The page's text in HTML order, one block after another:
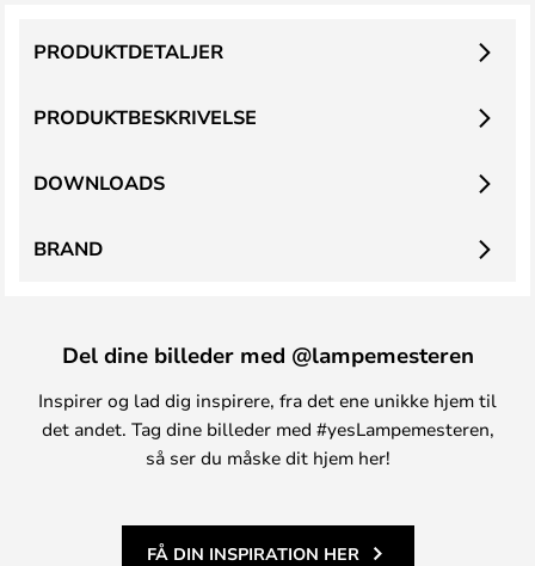
PRODUKTBESKRIVELSE
PRODUKTDETALJER
DOWNLOADS
BRAND
Del dine billeder med @lampemesteren
Inspirer og lad dig inspirere, fra det ene unikke hjem til
det andet. Tag dine billeder med #yesLampemesteren,
så ser du måske dit hjem her!
FÅ DIN INSPIRATION HER